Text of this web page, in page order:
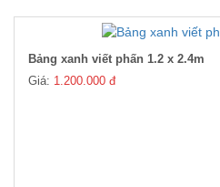
Bảng xanh viết phấn 1.2 x 2.4m
Giá: 1.200.000 đ